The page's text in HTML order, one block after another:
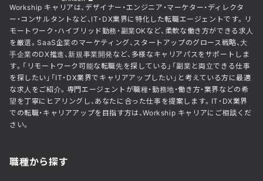
Workship キャリアは、デザイナー・エンジニア・マーケター・ディレクタ
ー・コンサルタントなど、IT・DX業界に特化した転職エージェントです。リ
モートワーク・ハイブリッド勤務・副業OKなど、柔軟な働き方ができる求人
を厳選。SaaS企業のマーケティング、スタートアップのグロース戦略、大
手企業のDX推進、新規事業開発など、多様なキャリアパスをサポートしま
す。「リモートワーク可能な転職先を探している」「副業と両立できる仕事
を探したい」「IT・DX業界でキャリアアップしたい」と考えている方に最適
な求人をご紹介。専門エージェントが職種・勤務地・働き方・業界などの希
望を丁寧にヒアリングし、あなたに合った仕事を提案します。IT・DX業界
での転職・キャリアアップを目指す方は、Workship キャリアにご相談くだ
さい。
職種から探す